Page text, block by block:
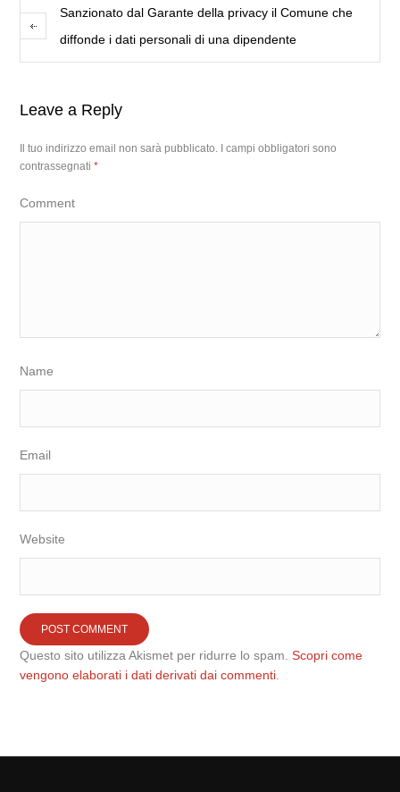
Sanzionato dal Garante della privacy il Comune che
diffonde i dati personali di una dipendente
Leave a Reply
Il tuo indirizzo email non sarà pubblicato.
I campi obbligatori sono
contrassegnati*
Comment
Name
Email
Website
Questo sito utilizza Akismet per ridurre lo spam.Scopri come
vengono elaborati i dati derivati dai commenti